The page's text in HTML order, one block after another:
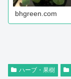
bhgreen.com
ハーブ・果樹